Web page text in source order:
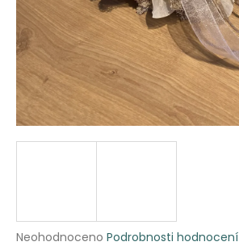
Průměrné
Neohodnoceno Podrobnosti hodnocení
a
j
í
t
?